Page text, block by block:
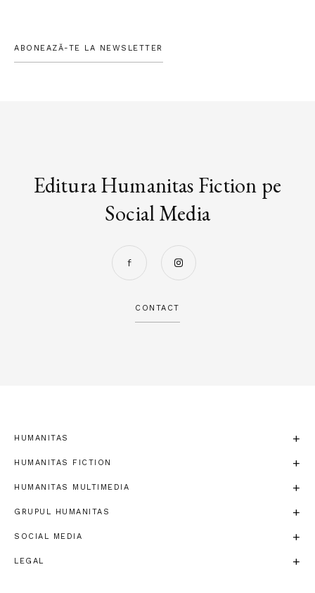
ABONEAZĂ-TE LA NEWSLETTER
Editura Humanitas Fiction pe
Social Media
CONTACT
HUMANITAS
HUMANITAS FICTION
HUMANITAS MULTIMEDIA
GRUPUL HUMANITAS
SOCIAL MEDIA
LEGAL